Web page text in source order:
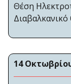
Θέση
14